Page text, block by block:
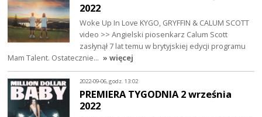
2022
Woke Up In Love KYGO, GRYFFIN & CALUM SCOTT
video >> Angielski piosenkarz Calum Scott
zasłynął 7 lat temu w brytyjskiej edycji programu
Mam Talent. Ostatecznie… » więcej
2022-09-06, godz. 13:02
PREMIERA TYGODNIA 2 września
2022